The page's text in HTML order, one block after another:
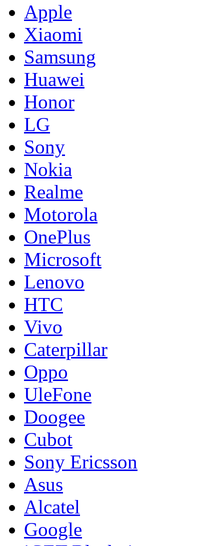
Apple
Xiaomi
Samsung
Huawei
Honor
LG
Sony
Nokia
Realme
Motorola
OnePlus
Microsoft
Lenovo
HTC
Vivo
Caterpillar
Oppo
UleFone
Doogee
Cubot
Sony Ericsson
Asus
Alcatel
Google